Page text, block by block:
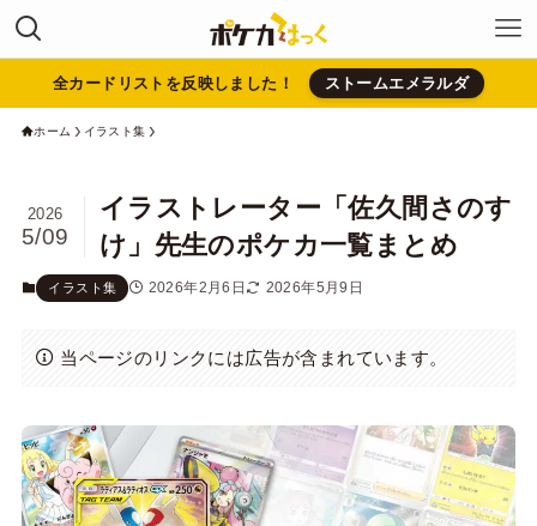
全カードリストを反映しました！ ストームエメラルダ
ホーム イラスト集
イラストレーター「佐久間さのす
け」先生のポケカ一覧まとめ
2026
5/09
イラスト集 2026年2月6日 2026年5月9日
当ページのリンクには広告が含まれています。